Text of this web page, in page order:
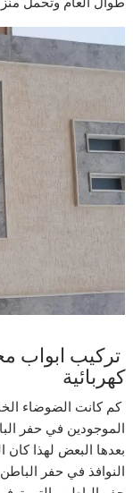
تركيب ابواب
كهربائية
كم كانت الضوضاء
الموجودين في حفر
بعدها البعض لهذا
النوافذ في حفر